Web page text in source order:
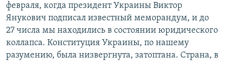
февраля, когда президент Украины Виктор
Янукович подписал известный меморандум, и до
27 числа мы находились в состоянии юридического
коллапса. Конституция Украины, по нашему
разумению, была низвергнута, затоптана. Страна, в